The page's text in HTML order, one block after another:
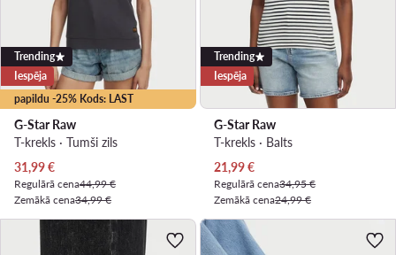
papildu -25% Kods: LAST
Trending
Iespēja
G-Star Raw
T-krekls · Tumši zils
Pašreizējā cena
31,99€
Regulārā cena44,99 €
Zemākā cena34,99 €
Trending
Iespēja
G-Star Raw
T-krekls · Balts
Pašreizējā cena
21,99€
Regulārā cena34,95 €
Zemākā cena24,99 €